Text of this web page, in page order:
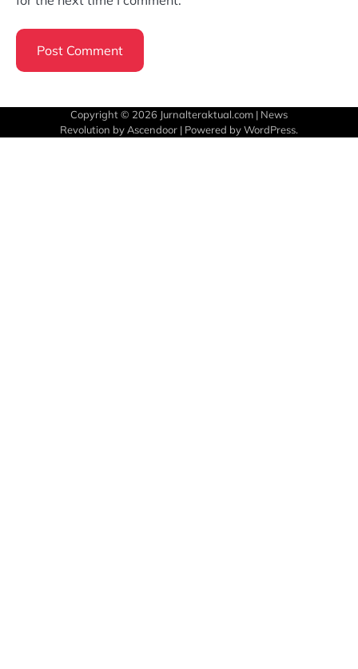
Copyright © 2026 Jurnalteraktual.com | News
Revolution byAscendoor | Powered byWordPress.